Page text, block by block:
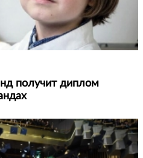
получит диплом